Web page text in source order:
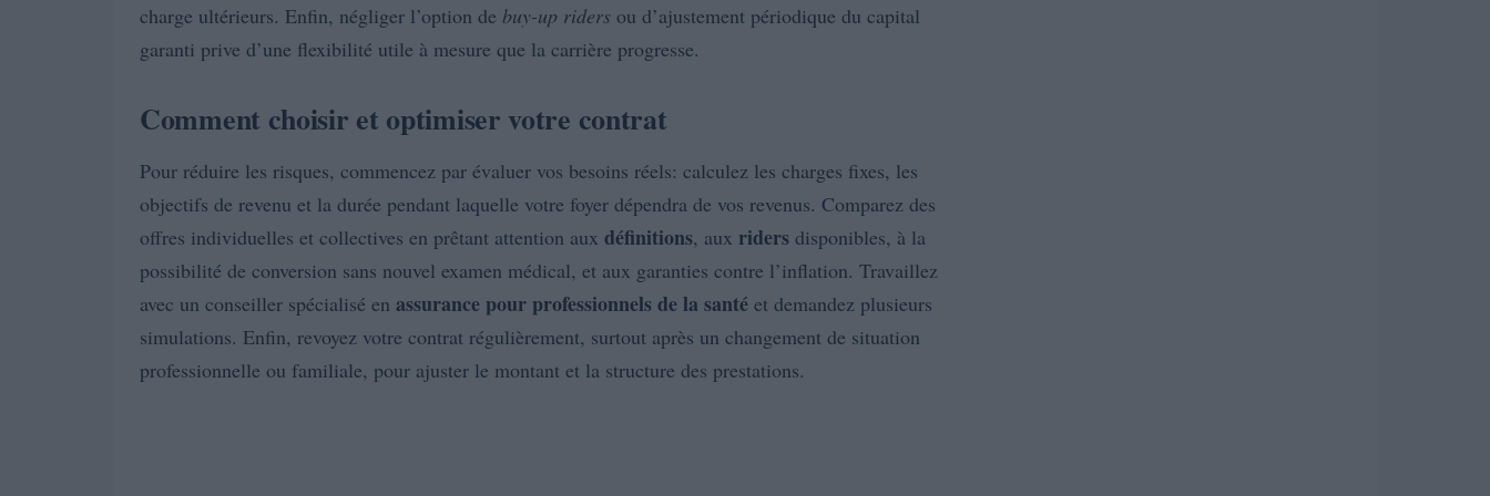
charge ultérieurs. Enfin, négliger l’option de buy-up riders ou d’ajustement périodique du capital
garanti prive d’une flexibilité utile à mesure que la carrière progresse.
Comment choisir et optimiser votre contrat
Pour réduire les risques, commencez par évaluer vos besoins réels: calculez les charges fixes, les
objectifs de revenu et la durée pendant laquelle votre foyer dépendra de vos revenus. Comparez des
offres individuelles et collectives en prêtant attention aux définitions, aux riders disponibles, à la
possibilité de conversion sans nouvel examen médical, et aux garanties contre l’inflation. Travaillez
avec un conseiller spécialisé en assurance pour professionnels de la santé et demandez plusieurs
simulations. Enfin, revoyez votre contrat régulièrement, surtout après un changement de situation
professionnelle ou familiale, pour ajuster le montant et la structure des prestations.